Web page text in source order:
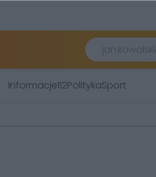
Informacje112PolitykaSport